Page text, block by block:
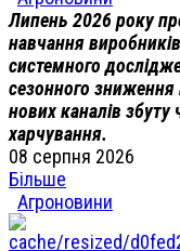
Липень 2026 року
навчання
системного
сезонного
нових каналів збуту
харчування.
08 серпня 2026
Більше
Агроновини